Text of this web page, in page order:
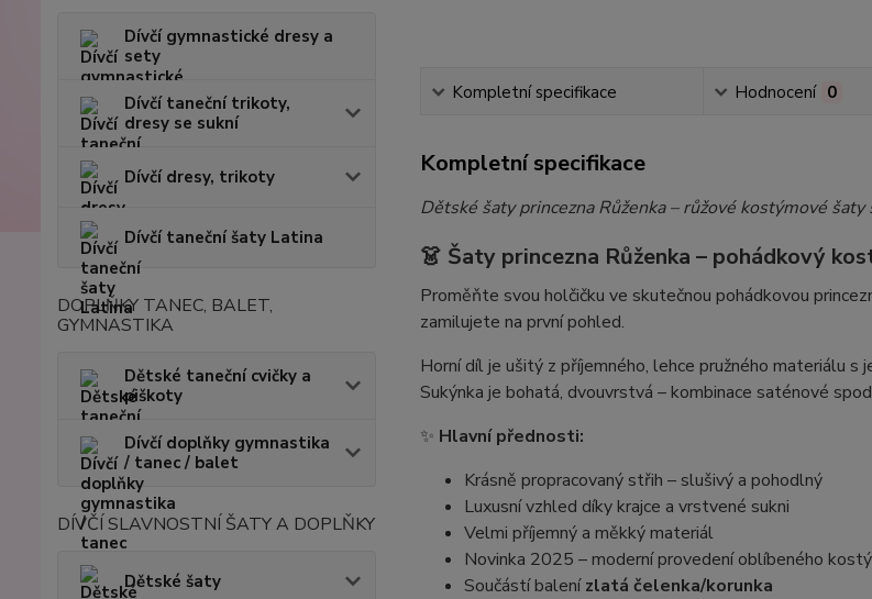
Dívčí gymnastické dresy a
sety
Dívčí taneční trikoty,
dresy se sukní
Dívčí dresy, trikoty
Dívčí taneční šaty Latina
DOPLŇKY TANEC, BALET,
GYMNASTIKA
Dětské taneční cvičky a
piškoty
Dívčí doplňky gymnastika
/ tanec / balet
DÍVČÍ SLAVNOSTNÍ ŠATY A DOPLŇKY
Dětské šaty
Kompletní specifikace Hodnocení 0
Kompletní specifikace
Dětské šaty princezna Růženka – růžové kostýmové
👗 Šaty princezna Růženka – pohádkový
Proměňte svou holčičku ve skutečnou pohádkovou
zamilujete na první pohled.
Horní díl je ušitý z příjemného, lehce pružného materiálu
Sukýnka je bohatá, dvouvrstvá – kombinace saténové
✨ Hlavní přednosti:
Krásně propracovaný střih – slušivý a pohodlný
Luxusní vzhled díky krajce a vrstvené sukni
Velmi příjemný a měkký materiál
Novinka 2025 – moderní provedení oblíbeného
Součástí balenízlatá čelenka/korunka